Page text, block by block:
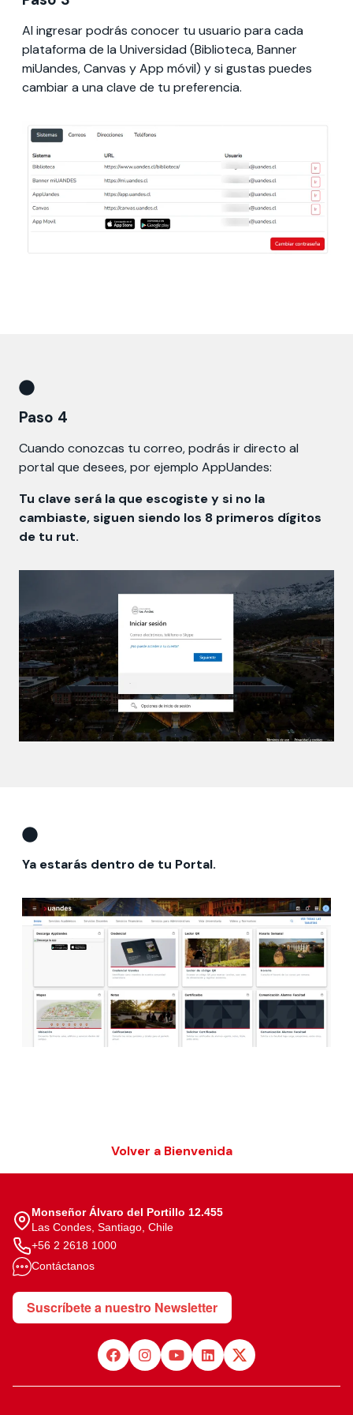
Al ingresar podrás conocer tu usuario para cada
plataforma de la Universidad (Biblioteca, Banner
miUandes, Canvas y App móvil) y si gustas puedes
cambiar a una clave de tu preferencia.
Paso 4
Cuando conozcas tu correo, podrás ir directo al
portal que desees, por ejemplo AppUandes:
Tu clave será la que escogiste y si no la
cambiaste, siguen siendo los 8 primeros dígitos
de tu rut.
Ya estarás dentro de tu Portal.
Volver a Bienvenida
Monseñor Álvaro del Portillo 12.455
Las Condes, Santiago, Chile
+56 2 2618 1000
Contáctanos
Suscríbete a nuestro Newsletter